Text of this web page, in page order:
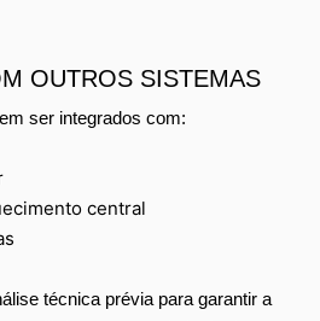
OUTROS SISTEMAS
ser integrados com:
central
técnica prévia para garantir a